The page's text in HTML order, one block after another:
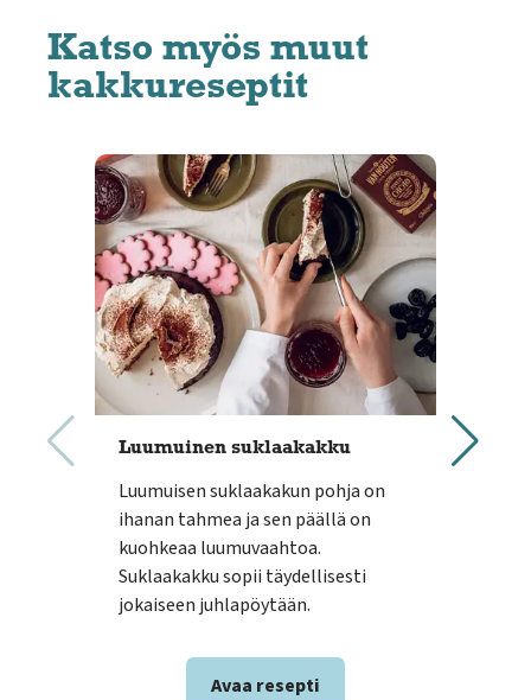
Katso myös muut
kakkureseptit
Luumuinen suklaakakku
Luumuisen suklaakakun pohja on
ihanan tahmea ja sen päällä on
kuohkeaa luumuvaahtoa.
Suklaakakku sopii täydellisesti
jokaiseen juhlapöytään.
Avaa resepti